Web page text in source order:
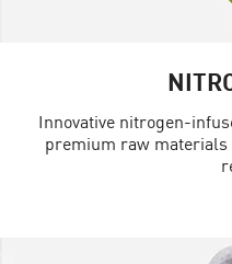
Innovative nitrogen-
premium raw materials